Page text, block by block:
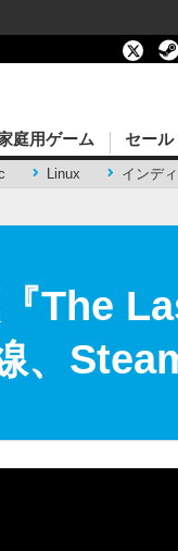
Linux インデ
庭用ゲーム セール
The
、